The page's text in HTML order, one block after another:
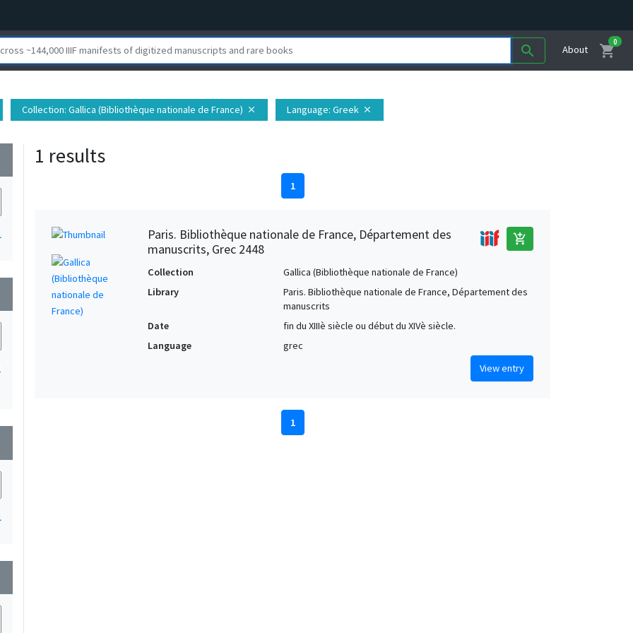
search About shopping_cart
0
Collection: Gallica (Bibliothèque nationale de France) close Language: Greek close
1 results
1
Paris. Bibliothèque nationale de France, Département des
manuscrits, Grec 2448
add_shopping_cart
Collection
Gallica (Bibliothèque nationale de France)
Library
Paris. Bibliothèque nationale de France, Département des
manuscrits
Date
fin du XIIIè siècle ou début du XIVè siècle.
Language
grec
View entry
1